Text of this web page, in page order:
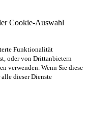
Cookie-Auswahl
Funktionalität
oder von Drittanbietern
verwenden. Wenn Sie diese
dieser Dienste